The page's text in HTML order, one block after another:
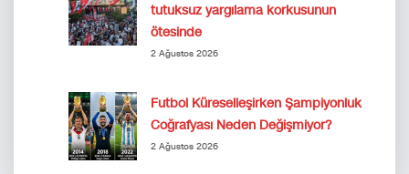
tutuksuz yargılama korkusunun
ötesinde
2 Ağustos 2026
Futbol Küreselleşirken Şampiyonluk
Coğrafyası Neden Değişmiyor?
2 Ağustos 2026